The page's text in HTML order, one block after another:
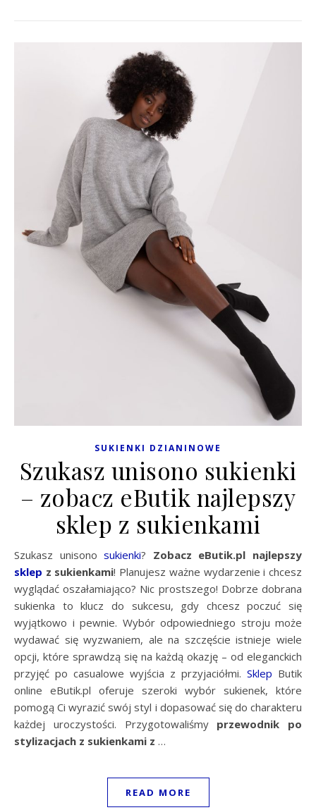
SUKIENKI DZIANINOWE
Szukasz unisono sukienki
– zobacz eButik najlepszy
sklep z sukienkami
Szukasz unisonosukienki? Zobacz eButik.pl najlepszy
sklep z sukienkami! Planujesz ważne wydarzenie i chcesz
wyglądać oszałamiająco? Nic prostszego! Dobrze dobrana
sukienka to klucz do sukcesu, gdy chcesz poczuć się
wyjątkowo i pewnie. Wybór odpowiedniego stroju może
wydawać się wyzwaniem, ale na szczęście istnieje wiele
opcji, które sprawdzą się na każdą okazję – od eleganckich
przyjęć po casualowe wyjścia z przyjaciółmi. Sklep Butik
online eButik.pl oferuje szeroki wybór sukienek, które
pomogą Ci wyrazić swój styl i dopasować się do charakteru
każdej uroczystości. Przygotowaliśmy przewodnik po
stylizacjach z sukienkami z …
READ MORE